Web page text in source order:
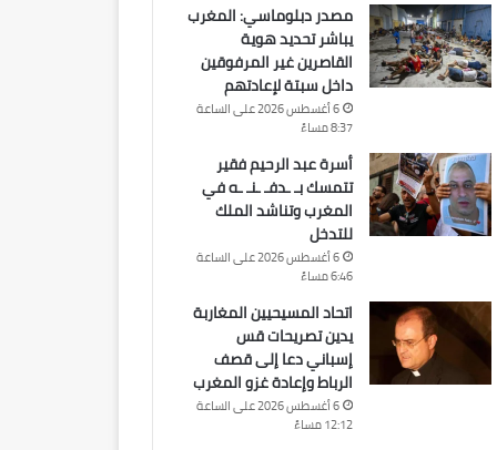
مصدر دبلوماسي: المغرب
يباشر تحديد هوية
القاصرين غير المرفوقين
داخل سبتة لإعادتهم
6 أغسطس 2026 على الساعة
8:37 مساءً
أسرة عبد الرحيم فقير
تتمسك بـ ـدفـ ـنـ ـه في
المغرب وتناشد الملك
للتدخل
6 أغسطس 2026 على الساعة
6:46 مساءً
اتحاد المسيحيين المغاربة
يدين تصريحات قس
إسباني دعا إلى قصف
الرباط وإعادة غزو المغرب
6 أغسطس 2026 على الساعة
12:12 مساءً